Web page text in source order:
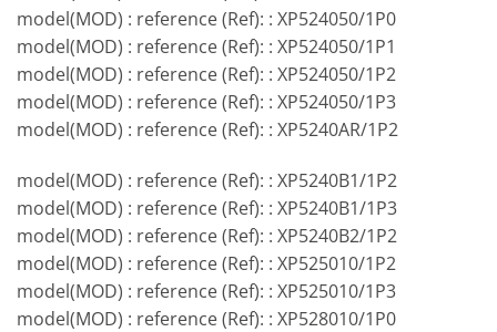
model(MOD) : reference (Ref): : XP524050/1P0
model(MOD) : reference (Ref): : XP524050/1P1
model(MOD) : reference (Ref): : XP524050/1P2
model(MOD) : reference (Ref): : XP524050/1P3
model(MOD) : reference (Ref): : XP5240AR/1P2
model(MOD) : reference (Ref): : XP5240B1/1P2
model(MOD) : reference (Ref): : XP5240B1/1P3
model(MOD) : reference (Ref): : XP5240B2/1P2
model(MOD) : reference (Ref): : XP525010/1P2
model(MOD) : reference (Ref): : XP525010/1P3
model(MOD) : reference (Ref): : XP528010/1P0